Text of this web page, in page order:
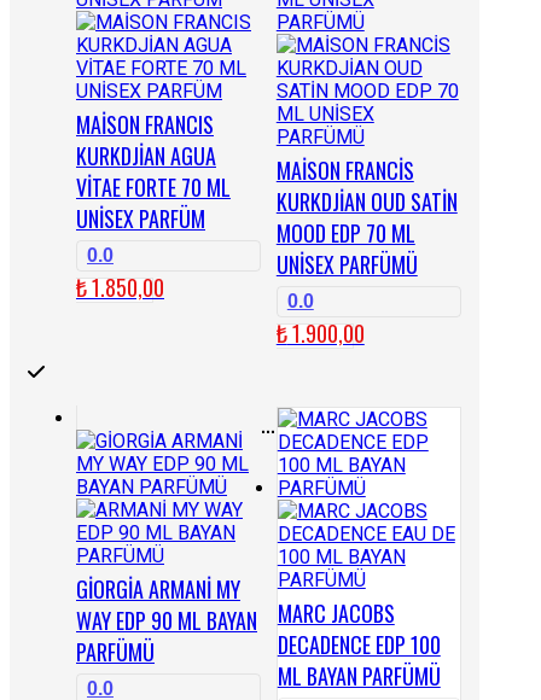
MAİSON FRANCIS
KURKDJİAN AGUA
VİTAE FORTE 70 ML
UNİSEX PARFÜM
0.0
₺1.850,00
MAİSON FRANCİS
KURKDJİAN OUD SATİN
MOOD EDP 70 ML
UNİSEX PARFÜMÜ
0.0
₺1.900,00
GİORGİA ARMANİ MY
WAY EDP 90 ML BAYAN
PARFÜMÜ
0.0
MARC JACOBS
DECADENCE EDP 100
ML BAYAN PARFÜMÜ
...